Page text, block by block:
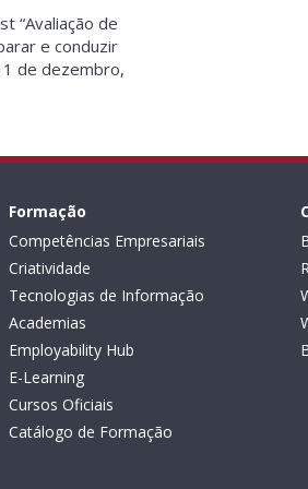
“Avaliação de
e conduzir
de dezembro,
Formação
Competências Empresariais
Criatividade
Tecnologias de Informação
Academias
Employability Hub
E-Learning
Cursos Oficiais
Catálogo de Formação